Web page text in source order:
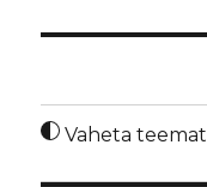
Vaheta teemat